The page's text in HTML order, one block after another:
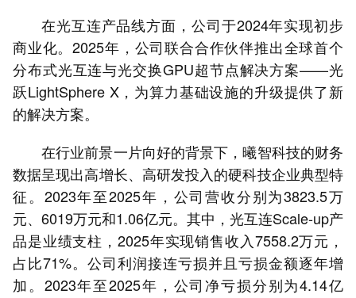
在光互连产品线方面，公司于2024年实现初步
商业化。2025年，公司联合合作伙伴推出全球首个
分布式光互连与光交换GPU超节点解决方案——光
跃LightSphere X，为算力基础设施的升级提供了新
的解决方案。
在行业前景一片向好的背景下，曦智科技的财务
数据呈现出高增长、高研发投入的硬科技企业典型特
征。2023年至2025年，公司营收分别为3823.5万
元、6019万元和1.06亿元。其中，光互连Scale-up产
品是业绩支柱，2025年实现销售收入7558.2万元，
占比71%。公司利润接连亏损并且亏损金额逐年增
加。2023年至2025年，公司净亏损分别为4.14亿